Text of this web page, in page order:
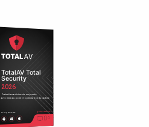
2026
Protection antivirus récompensée
avec mise au point et optimisation du système
Compatible avec Multiplateforme
TotalAV Total
Security